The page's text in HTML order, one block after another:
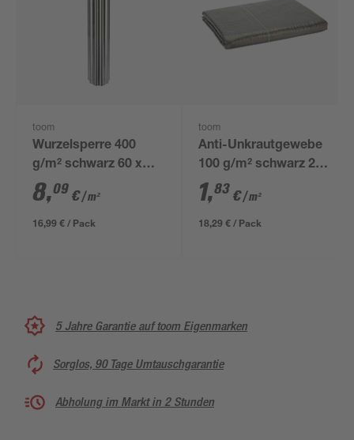
toom
Wurzelsperre 400
g/m² schwarz 60 x
350 cm
8,09 €/ m²
16,99 € / Pack
toom
Anti-Unkrautgewebe
100 g/m² schwarz 200
x 500 cm
1,83 €/ m²
18,29 € / Pack
5 Jahre Garantie auf toom Eigenmarken
Sorglos, 90 Tage Umtauschgarantie
Abholung im Markt in 2 Stunden